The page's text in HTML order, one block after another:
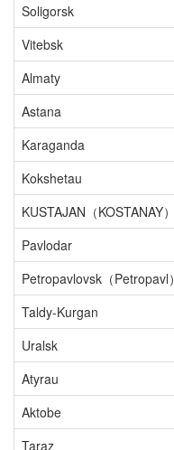
Soligorsk
Vitebsk
Almaty
Astana
Karaganda
Kokshetau
KUSTAJAN（KOSTANAY）
Pavlodar
Petropavlovsk（Petropavl）
Taldy-Kurgan
Uralsk
Atyrau
Aktobe
Taraz